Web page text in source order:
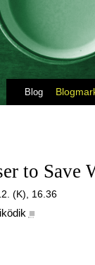
Blog
to Save
(K), 16.36
■